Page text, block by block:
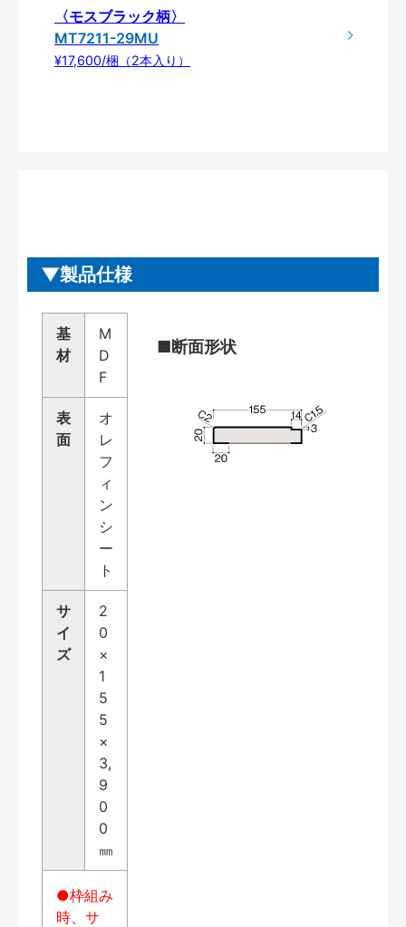
〈モスブラック柄〉
MT7211-29MU
¥17,600/梱（2本入り）
製品仕様
基
材
M
D
F
表
面
オ
レ
フ
ィ
ン
シ
ー
ト
サ
イ
ズ
2
0
×
1
5
5
×
3,
9
0
0
㎜
●枠組み
時、サ
■断面形状